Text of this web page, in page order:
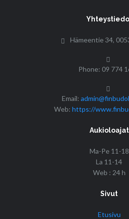
Hämeentie 34,
Phone: 09 774
Email:
Web: https://
Aukioloajat
Ma-Pe 11-18
La 11-14
Web : 24 h
Sivut
Etusivu